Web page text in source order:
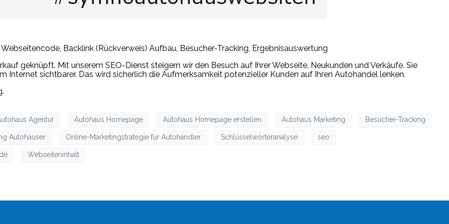
Backlink (Rückverweis) Aufbau, Besucher-Tracking, Ergebnisauswertung
geknüpft. Mit unserem SEO-Dienst steigern wir den Besuch auf Ihrer Webseite, Neukunden und Verkäufe. Sie
Internet sichtbarer. Das wird sicherlich die Aufmerksamkeit potenzieller Kunden auf Ihren Autohandel lenken.
Agentur Autohaus Homepage Autohaus Homepage erstellen Autohaus Marketing Besucher-Tracking
Autohäuser Online-Marketingstrategie für Autohändler Schlüsselwörteranalyse seo
Webseiteninhalt